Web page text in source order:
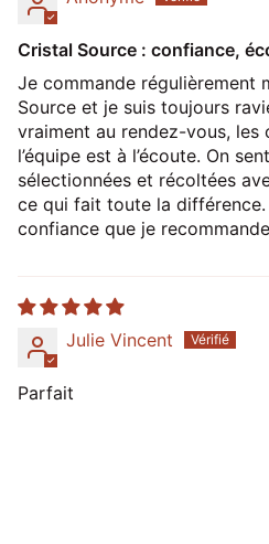
Cristal Source : confiance,
Je commande régulièrement
Source et je suis toujours
vraiment au rendez-vous, les
l’équipe est à l’écoute. On
sélectionnées et récoltées
ce qui fait toute la différence.
confiance que je
Julie Vincent
Parfait